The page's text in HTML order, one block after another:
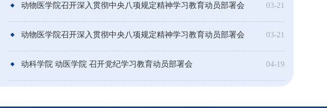
动物医学院召开深入贯彻中央八项规定精神学习教育动员部署会 03-21
动物医学院召开深入贯彻中央八项规定精神学习教育动员部署会 03-21
动科学院 动医学院 召开党纪学习教育动员部署会 04-19